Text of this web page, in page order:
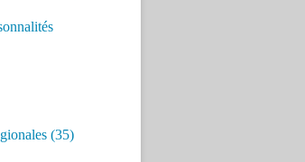
(35)